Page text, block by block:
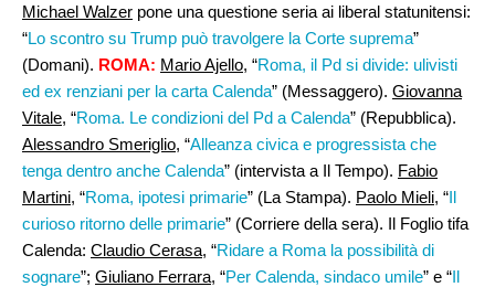
Michael Walzer pone una questione seria ai liberal statunitensi:
“Lo scontro su Trump può travolgere la Corte suprema”
(Domani). ROMA: Mario Ajello, “Roma, il Pd si divide: ulivisti
ed ex renziani per la carta Calenda” (Messaggero). Giovanna
Vitale, “Roma. Le condizioni del Pd a Calenda” (Repubblica).
Alessandro Smeriglio, “Alleanza civica e progressista che
tenga dentro anche Calenda” (intervista a Il Tempo). Fabio
Martini, “Roma, ipotesi primarie” (La Stampa). Paolo Mieli, “Il
curioso ritorno delle primarie” (Corriere della sera). Il Foglio tifa
Calenda: Claudio Cerasa, “Ridare a Roma la possibilità di
sognare”; Giuliano Ferrara, “Per Calenda, sindaco umile” e “Il